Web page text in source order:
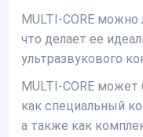
MULTI-CORE можно
что делает ее
ультразвукового
MULTI-CORE может
как специальный
а также как